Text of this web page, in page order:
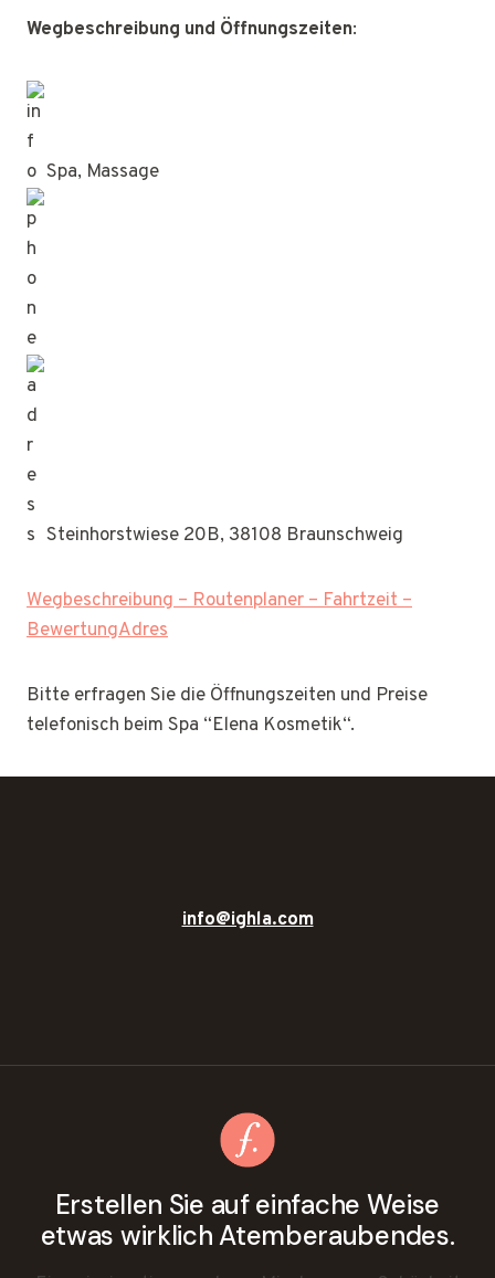
Wegbeschreibung und Öffnungszeiten:
Spa, Massage
Steinhorstwiese 20B, 38108 Braunschweig
Wegbeschreibung – Routenplaner – Fahrtzeit –
BewertungAdres
Bitte erfragen Sie die Öffnungszeiten und Preise
telefonisch beim Spa “Elena Kosmetik“.
info@ighla.com
Erstellen Sie auf einfache Weise
etwas wirklich Atemberaubendes.